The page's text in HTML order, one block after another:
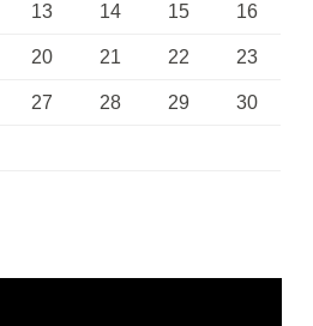
13 14 15 16
20 21 22 23
27 28 29 30